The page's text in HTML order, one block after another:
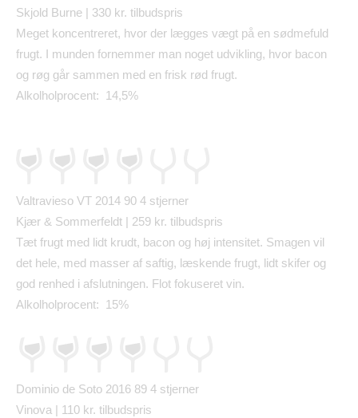
Skjold Burne | 330 kr. tilbudspris
Meget koncentreret, hvor der lægges vægt på en sødmefuld
frugt. I munden fornemmer man noget udvikling, hvor bacon
og røg går sammen med en frisk rød frugt.
Alkolholprocent: 14,5%
Valtravieso VT 2014 90 4 stjerner
Kjær & Sommerfeldt | 259 kr. tilbudspris
Tæt frugt med lidt krudt, bacon og høj intensitet. Smagen vil
det hele, med masser af saftig, læskende frugt, lidt skifer og
god renhed i afslutningen. Flot fokuseret vin.
Alkolholprocent: 15%
Dominio de Soto 2016 89 4 stjerner
Vinova | 110 kr. tilbudspris